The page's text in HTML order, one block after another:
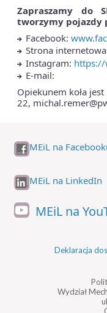
Zapraszamy do
tworzymy pojazdy
Facebook:
Strona
Instagram: https://
E-mail:
Opiekunem koła
22,
MEiL na
MEiL na LinkedIn
MEiL na
Deklaracja
Wydział